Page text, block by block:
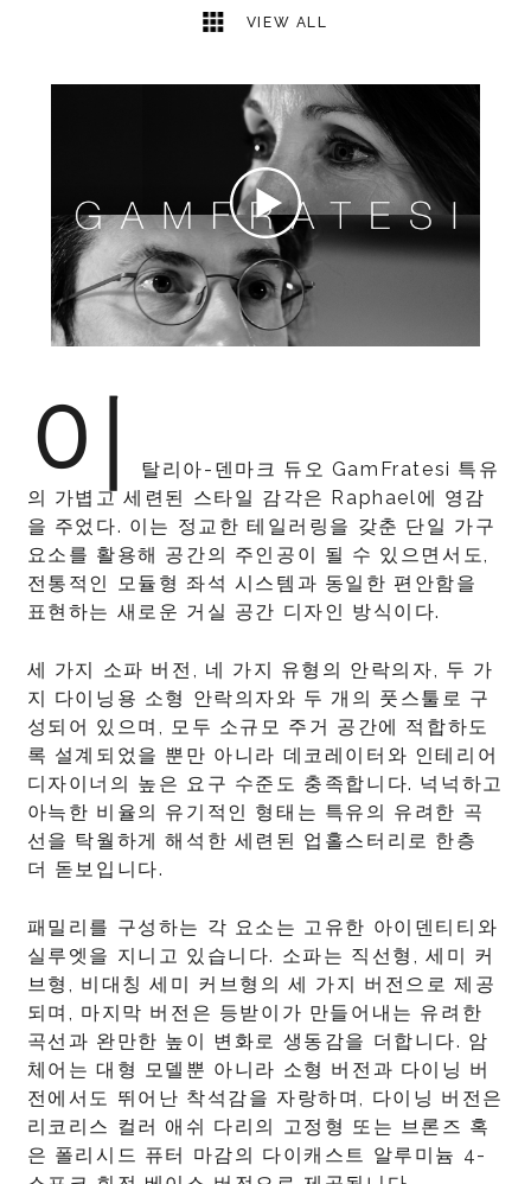
VIEW ALL
이
탈리아-덴마크 듀오 GamFratesi 특유
의 가볍고 세련된 스타일 감각은 Raphael에 영감
을 주었다. 이는 정교한 테일러링을 갖춘 단일 가구
요소를 활용해 공간의 주인공이 될 수 있으면서도,
전통적인 모듈형 좌석 시스템과 동일한 편안함을
표현하는 새로운 거실 공간 디자인 방식이다.
세 가지 소파 버전, 네 가지 유형의 안락의자, 두 가
지 다이닝용 소형 안락의자와 두 개의 풋스툴로 구
성되어 있으며, 모두 소규모 주거 공간에 적합하도
록 설계되었을 뿐만 아니라 데코레이터와 인테리어
디자이너의 높은 요구 수준도 충족합니다. 넉넉하고
아늑한 비율의 유기적인 형태는 특유의 유려한 곡
선을 탁월하게 해석한 세련된 업홀스터리로 한층
더 돋보입니다.
패밀리를 구성하는 각 요소는 고유한 아이덴티티와
실루엣을 지니고 있습니다. 소파는 직선형, 세미 커
브형, 비대칭 세미 커브형의 세 가지 버전으로 제공
되며, 마지막 버전은 등받이가 만들어내는 유려한
곡선과 완만한 높이 변화로 생동감을 더합니다. 암
체어는 대형 모델뿐 아니라 소형 버전과 다이닝 버
전에서도 뛰어난 착석감을 자랑하며, 다이닝 버전은
리코리스 컬러 애쉬 다리의 고정형 또는 브론즈 혹
은 폴리시드 퓨터 마감의 다이캐스트 알루미늄 4-